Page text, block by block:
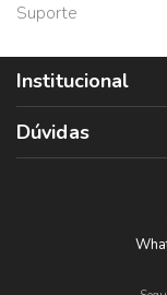
Suporte
Institucional
Dúvidas